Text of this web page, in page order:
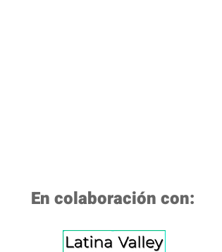
En colaboración con: